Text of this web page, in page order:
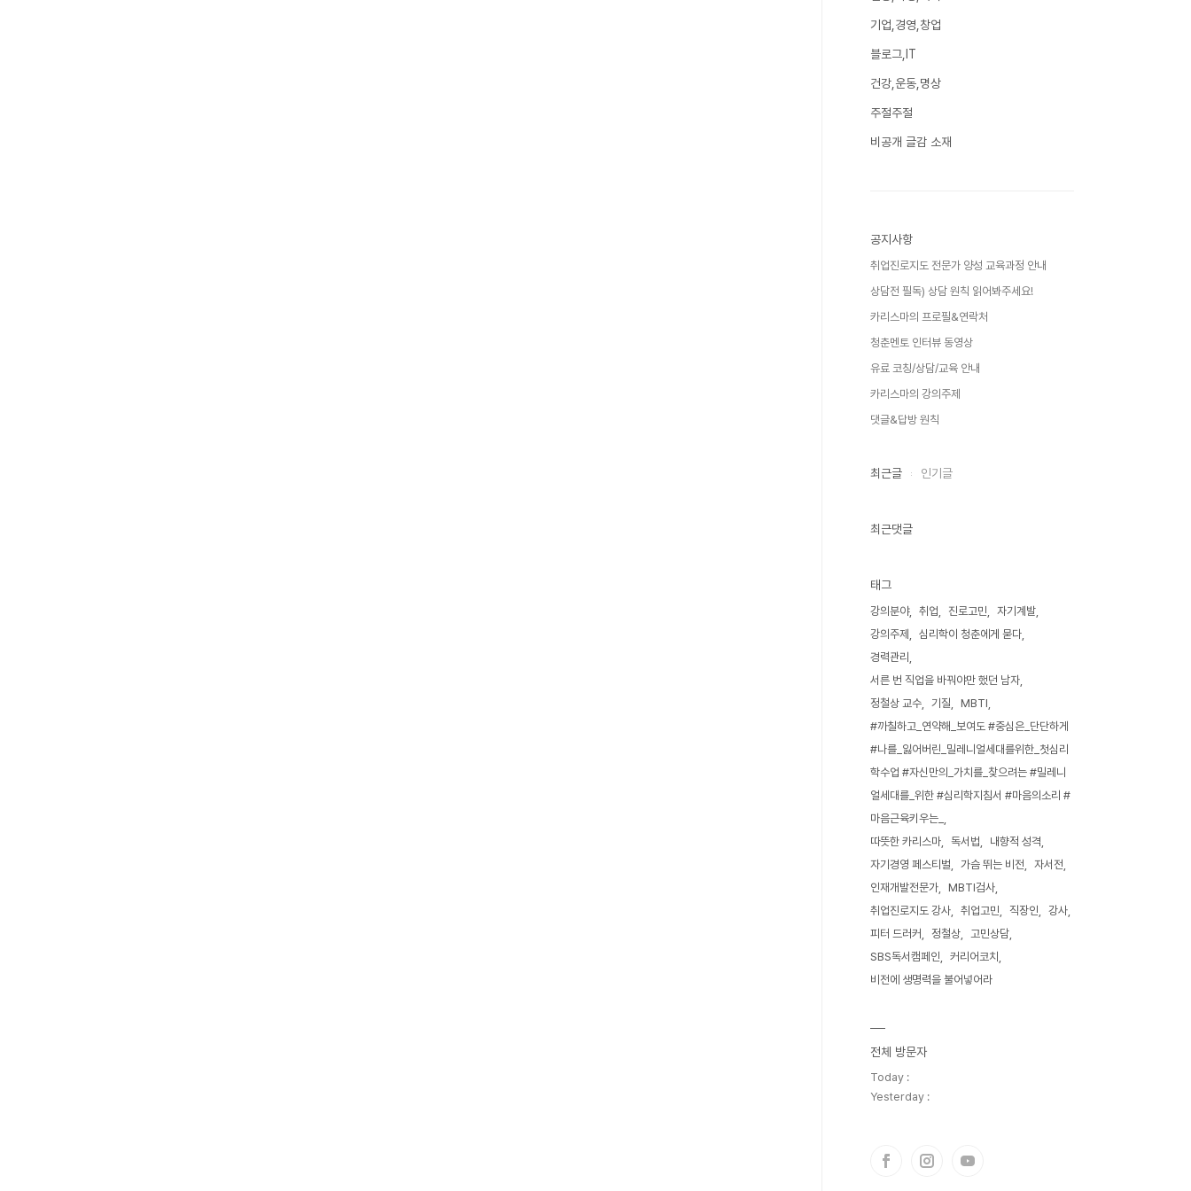
기업,경영,창업
블로그,IT
건강,운동,명상
주절주절
비공개 글감 소재
공지사항
취업진로지도 전문가 양성 교육과정 안내
상담전 필독) 상담 원칙 읽어봐주세요!
카리스마의 프로필&연락처
청춘멘토 인터뷰 동영상
유료 코칭/상담/교육 안내
카리스마의 강의주제
댓글&답방 원칙
최근글 인기글
최근댓글
태그
강의분야 취업 진로고민
자기계발
강의주제
심리학이 청춘에게 묻다
경력관리
서른 번 직업을 바꿔야만 했던 남자
정철상 교수
기질
MBTI
#까칠하고_연약해_보여도 #중심은_단단하게
#나를_잃어버린_밀레니얼세대를위한_첫심리
학수업 #자신만의_가치를_찾으려는 #밀레니
얼세대를_위한 #심리학지침서 #마음의소리 #
마음근육키우는_
따뜻한 카리스마
독서법
내향적 성격
자기경영 페스티벌
가슴 뛰는 비전
자서전
인재개발전문가
MBTI검사
취업진로지도 강사
취업고민 직장인
강사
피터 드러커
정철상
고민상담
SBS독서캠페인
커리어코치
비전에 생명력을 불어넣어라
전체 방문자
Today :
Yesterday :